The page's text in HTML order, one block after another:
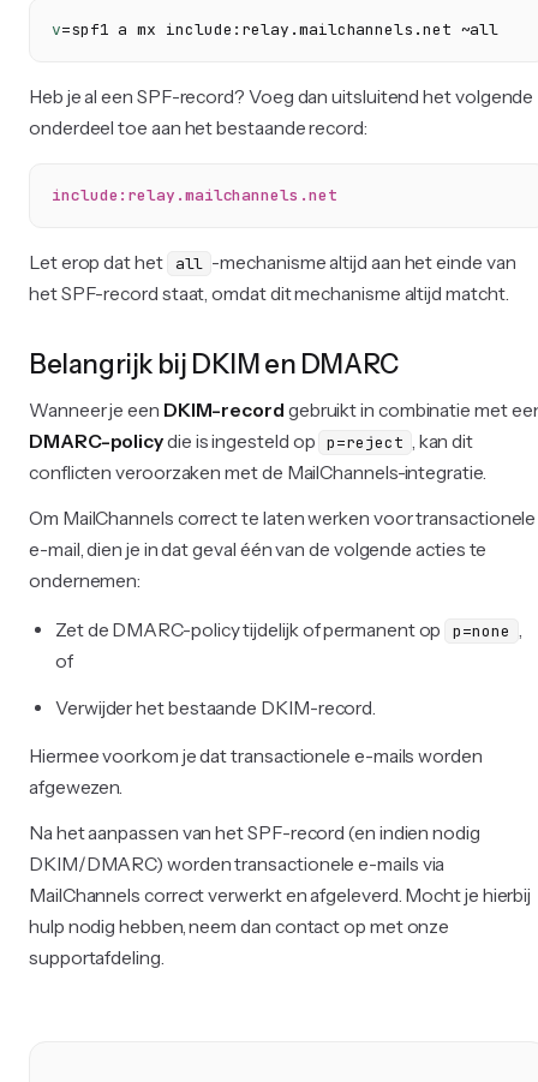
v=spf1 a mx include:relay.mailchannels.net ~all
Heb je al een SPF-record? Voeg dan uitsluitend het volgende
onderdeel toe aan het bestaande record:
include:relay.mailchannels.net
Let erop dat het all -mechanisme altijd aan het einde van
het SPF-record staat, omdat dit mechanisme altijd matcht.
Belangrijk bij DKIM en DMARC
Wanneer je een DKIM-record gebruikt in combinatie met
DMARC-policydie is ingesteld op p=reject , kan dit
conflicten veroorzaken met de MailChannels-integratie.
Om MailChannels correct te laten werken voor transactionele
e-mail, dien je in dat geval één van de volgende acties te
ondernemen:
Zet de DMARC-policy tijdelijk of permanent op p=none ,
of
Verwijder het bestaande DKIM-record.
Hiermee voorkom je dat transactionele e-mails worden
afgewezen.
Na het aanpassen van het SPF-record (en indien nodig
DKIM/DMARC) worden transactionele e-mails via
MailChannels correct verwerkt en afgeleverd. Mocht je hierbij
hulp nodig hebben, neem dan contact op met onze
supportafdeling.